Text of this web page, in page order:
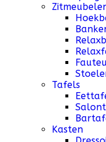
Tafels
Kasten